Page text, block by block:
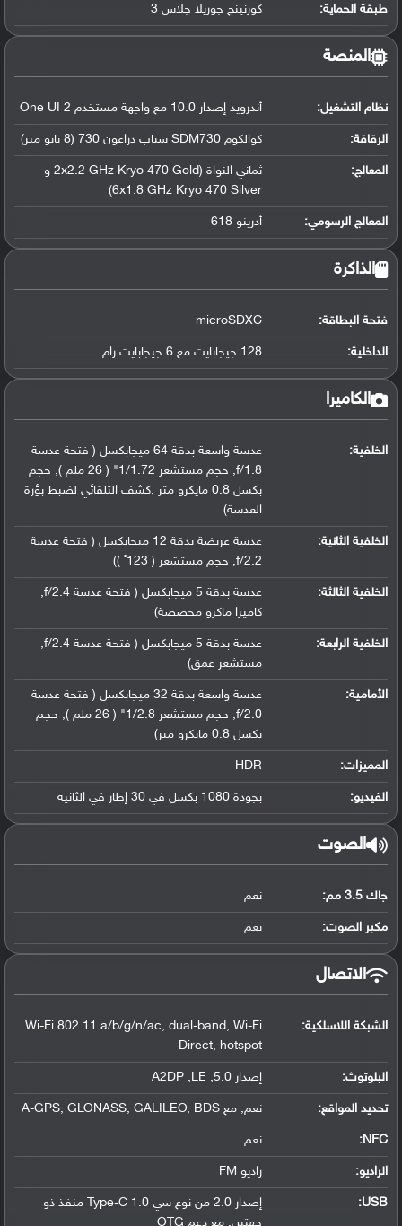
طبقة الحماية: كورنينج جوريلا جلاس 3
المنصة
نظام التشغيل: أندرويد إصدار 10.0 مع واجهة مستخدم One UI 2
الرقاقة: كوالكوم SDM730 سناب دراغون 730 (8 نانو متر)
المعالج:
ثماني النواة (2x2.2 GHz Kryo 470 Gold و
6x1.8 GHz Kryo 470 Silver)
المعالج الرسومي: أدرينو 618
الذاكرة
فتحة البطاقة: microSDXC
الداخلية: 128 جيجابايت مع 6 جيجابايت رام
الكاميرا
الخلفية:
عدسة واسعة بدقة 64 ميجابكسل ( فتحة عدسة
f/1.8, حجم مستشعر 1/1.72" ( 26 ملم ), حجم
بكسل 0.8 مايكرو متر ,كشف التلقائي لضبط بؤرة
العدسة)
الخلفية الثانية:
عدسة عريضة بدقة 12 ميجابكسل ( فتحة عدسة
f/2.2, حجم مستشعر ( 123˚ ))
الخلفية الثالثة:
عدسة بدقة 5 ميجابكسل ( فتحة عدسة f/2.4,
كاميرا ماكرو مخصصة)
الخلفية الرابعة:
عدسة بدقة 5 ميجابكسل ( فتحة عدسة f/2.4,
مستشعر عمق)
الأمامية:
عدسة واسعة بدقة 32 ميجابكسل ( فتحة عدسة
f/2.0, حجم مستشعر 1/2.8" ( 26 ملم ), حجم
بكسل 0.8 مايكرو متر)
المميزات: HDR
الفيديو: بجودة 1080 بكسل في 30 إطار في الثانية
الصوت
جاك 3.5 مم: نعم
مكبر الصوت: نعم
الاتصال
الشبكة اللاسلكية:
Wi-Fi 802.11 a/b/g/n/ac, dual-band, Wi-Fi
Direct, hotspot
البلوتوث: إصدار 5.0, A2DP ,LE
تحديد المواقع: نعم, مع A-GPS, GLONASS, GALILEO, BDS
NFC
: نعم
الراديو: راديو FM
USB
:
إصدار 2.0 من نوع سي Type-C 1.0 منفذ ذو
جهتين, مع دعم OTG